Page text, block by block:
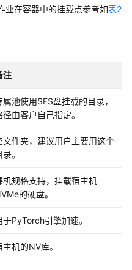
业在容器中的挂载点参考如表2
注
属池使用SFS盘挂载的目录，
径由客户自己指定。
文件夹，建议用户主要用这个
录。
机规格支持，挂载宿主机
的硬盘。
于PyTorch引擎加速。
主机的NV库。